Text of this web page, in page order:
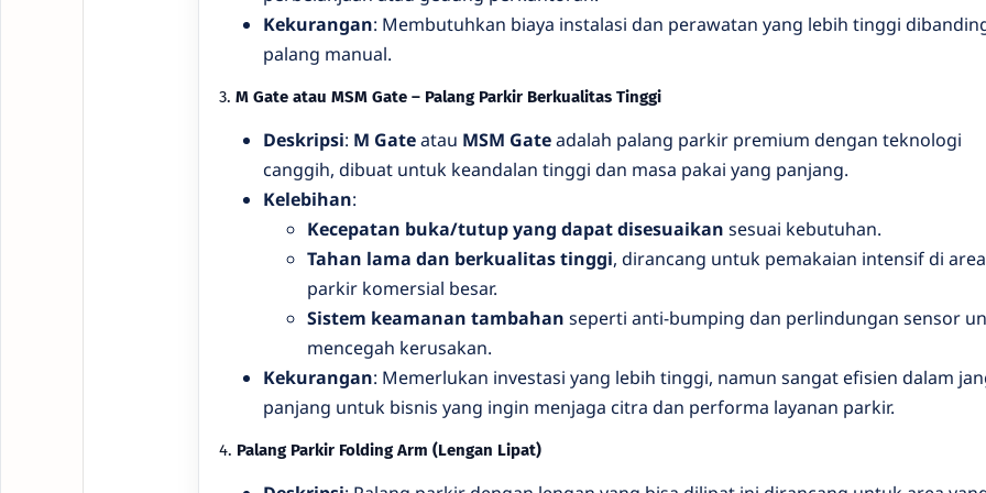
Kekurangan: Membutuhkan biaya instalasi dan perawatan yang lebih tinggi
palang manual.
3. M Gate atau MSM Gate – Palang Parkir Berkualitas Tinggi
Deskripsi: M Gateatau MSM Gateadalah palang parkir premium dengan teknologi
canggih, dibuat untuk keandalan tinggi dan masa pakai yang panjang.
Kelebihan:
Kecepatan buka/tutup yang dapat disesuaikan sesuai kebutuhan.
Tahan lama dan berkualitas tinggi, dirancang untuk pemakaian intensif di area
parkir komersial besar.
Sistem keamanan tambahan seperti anti-bumping dan perlindungan sensor
mencegah kerusakan.
Kekurangan: Memerlukan investasi yang lebih tinggi, namun sangat efisien dalam
panjang untuk bisnis yang ingin menjaga citra dan performa layanan parkir.
4. Palang Parkir Folding Arm (Lengan Lipat)